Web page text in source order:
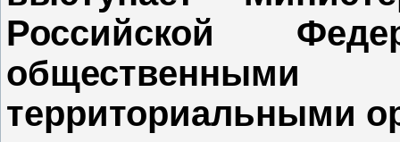
Российской
территориальными